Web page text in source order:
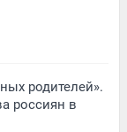
родителей».
россиян в